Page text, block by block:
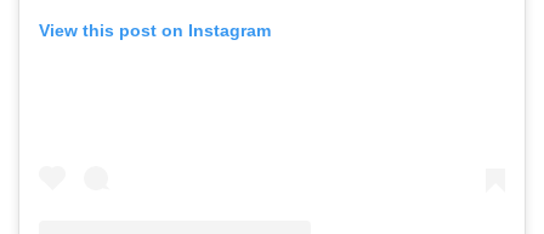
View this post on Instagram